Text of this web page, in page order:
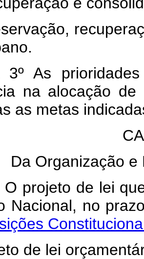
3º As
na alocação
as metas
Da Organização
O projeto de lei
Nacional, no
de lei